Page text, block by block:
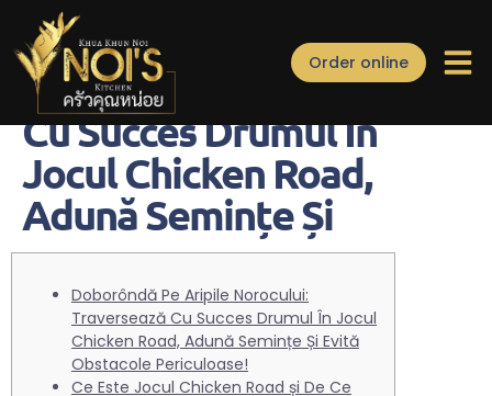
Order online
Doborôndă Pe Aripile
Norocului Traversează
Cu Succes Drumul În
Jocul Chicken Road,
Adună Semințe Și
Doborôndă Pe Aripile Norocului:
Traversează Cu Succes Drumul În Jocul
Chicken Road, Adună Semințe Și Evită
Obstacole Periculoase!
Ce Este Jocul Chicken Road și De Ce